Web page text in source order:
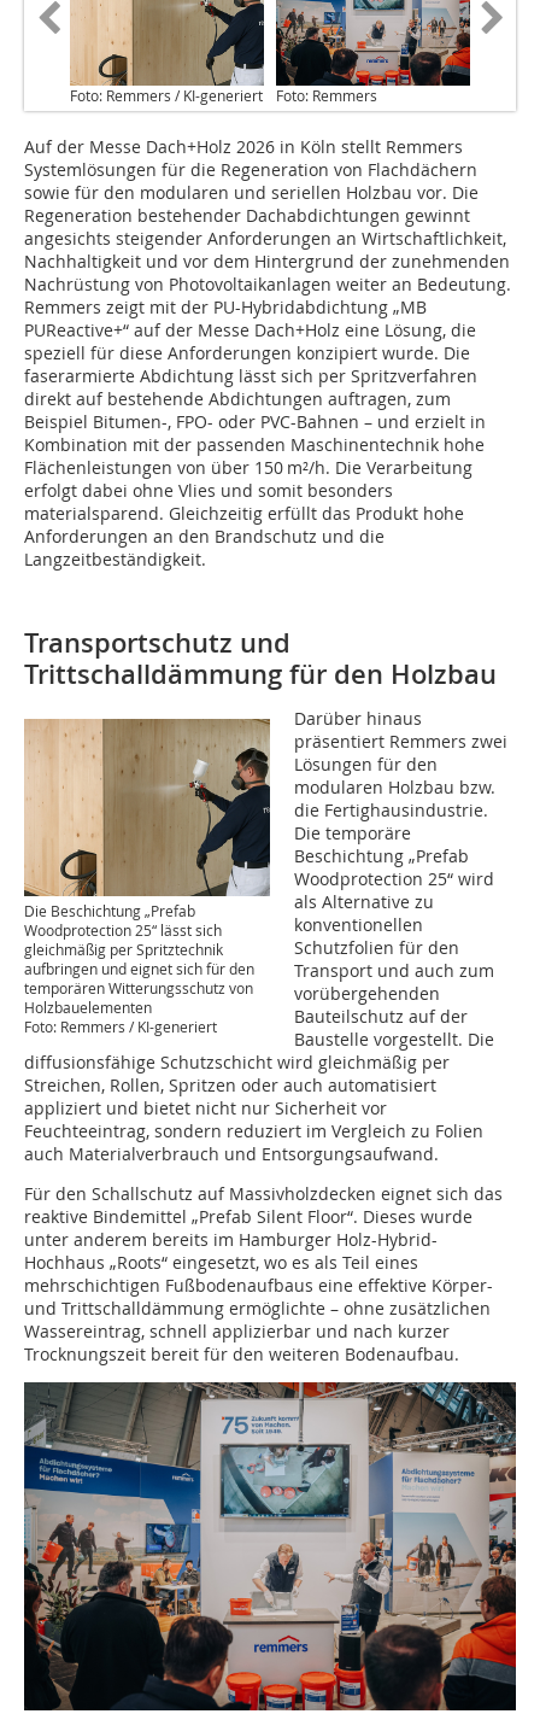
Foto: Remmers / KI-generiert Foto: Remmers
Auf der Messe Dach+Holz 2026 in Köln stellt Remmers
Systemlösungen für die Regeneration von Flachdächern
sowie für den modularen und seriellen Holzbau vor. Die
Regeneration bestehender Dachabdichtungen gewinnt
angesichts steigender Anforderungen an Wirtschaftlichkeit,
Nachhaltigkeit und vor dem Hintergrund der zunehmenden
Nachrüstung von ­Photovoltaikanlagen weiter an Bedeutung.
Remmers zeigt mit der PU-Hybridabdichtung „MB
PUReactive+“ auf der Messe Dach+Holz eine Lösung, die
speziell für diese Anforderungen konzipiert wurde. Die
faserarmierte Abdichtung lässt sich per Spritzverfahren
direkt auf bestehende Abdichtungen auftragen, zum
Beispiel Bitumen-, FPO- oder PVC-Bahnen – und erzielt in
Kombination mit der passenden Maschinentechnik hohe
Flächenleistungen von über 150 m²/h. Die Verarbeitung
erfolgt dabei ohne Vlies und somit besonders
materialsparend. Gleichzeitig erfüllt das Produkt hohe
Anforderungen an den Brandschutz und die
Langzeitbeständigkeit.
Transportschutz und
Trittschalldämmung für den Holzbau
Die Beschichtung „Prefab
Woodprotection 25“ lässt sich
gleichmäßig per Spritztechnik
aufbringen und eignet sich für den
temporären Witterungsschutz von
Holzbauelementen
Foto: Remmers / KI-generiert
Darüber hinaus
präsentiert Remmers zwei
Lösungen für den
modularen Holzbau bzw.
die Fertighausindustrie.
Die temporäre
Beschichtung „Prefab
Woodprotection 25“ wird
als Alternative zu
konventionellen
Schutzfolien für den
Transport und auch zum
vorübergehenden
Bauteilschutz auf der
Baustelle vorgestellt. Die
diffusionsfähige Schutzschicht wird gleichmäßig per
Streichen, Rollen, Spritzen oder auch automatisiert
appliziert und bietet nicht nur Sicherheit vor
Feuchteeintrag, sondern reduziert im Vergleich zu Folien
auch Materialverbrauch und Entsorgungsaufwand.
Für den Schallschutz auf Massivholzdecken eignet sich das
reaktive Bindemittel „Prefab Silent Floor“. Dieses wurde
unter anderem bereits im Hamburger Holz-Hybrid-
Hochhaus „Roots“ eingesetzt, wo es als Teil eines
mehrschichtigen Fußbodenaufbaus eine effektive Körper-
und Trittschalldämmung ermöglichte – ohne zusätzlichen
Wassereintrag, schnell applizierbar und nach kurzer
Trocknungszeit bereit für den weiteren Bodenaufbau.